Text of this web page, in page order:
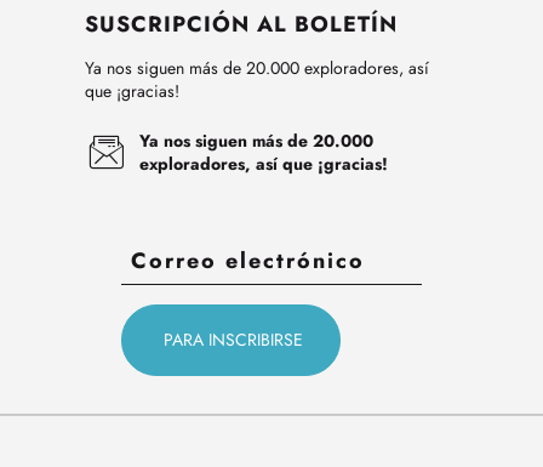
SUSCRIPCIÓN AL BOLETÍN
Ya nos siguen más de 20.000 exploradores, así
que ¡gracias!
Ya nos siguen más de 20.000
exploradores, así que ¡gracias!